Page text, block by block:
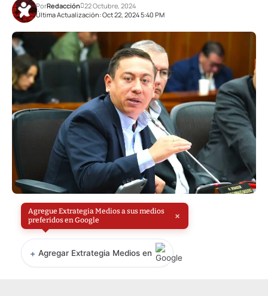
Última Actualización: Oct 22, 2024 5:40 PM
PorRedacción 22 Octubre, 2024
Agregue Extrategia Medios a sus medios
preferidos en Google
×
+ Agregar Extrategia Medios en